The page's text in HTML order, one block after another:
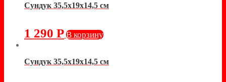
Сундук 35,5х19х14,5 см
1 290 Р В корзину
Сундук 35,5х19х14,5 см